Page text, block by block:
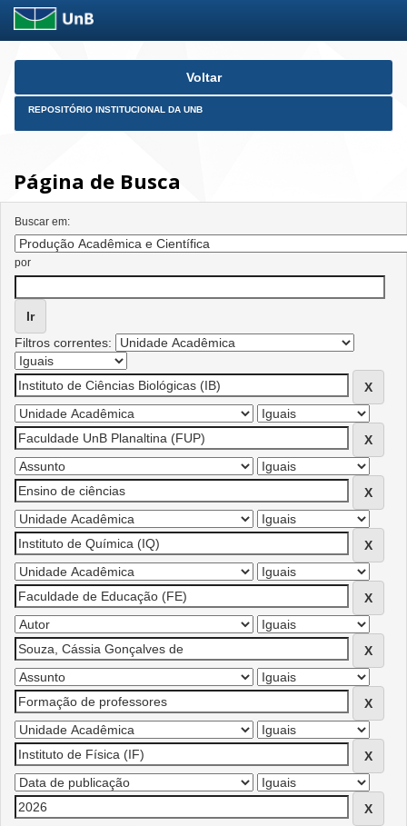
Skip
Voltar
REPOSITÓRIO INSTITUCIONAL DA UNB
Página de Busca
Buscar em:
por
Filtros correntes: